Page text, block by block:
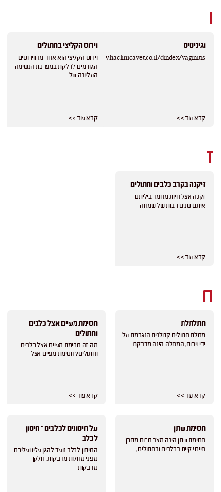
ו
וגיניטיס
https://www.haclinicavet.co.il/dindex/vaginitis/
קרא עוד > >
וירוס הקליצי בחתולים
וירוס הקליצי הוא אחד מהווירוסים
הגורמים לדלקת במערכת הנשימה
העליונה של
קרא עוד > >
ז
זיקנה בקרב כלבים וחתולים
זקנה אצל חיות מחמד ביליתם
איתם שנים רבות של שמחה
קרא עוד > >
ח
חתלתלת
מחלת חתולים קטלנית הנגרמת על
ידי וירוס, המחלה הינה מדבקת
קרא עוד > >
חסימת מעיים אצל כלבים
וחתולים
מה זה חסימת מעיים אצל כלבים
וחתולים? חסימת מעיים אצל
קרא עוד > >
חסימת שתן
חסימת שתן הינה מצב חרום מסכן
חיים! קיים בכלבים ובחתולים,
על חיסונים לכלבים – חיסון
לכלב
החיסון לכלב נועד להגן עליו ועליכם
מפני מחלות מדבקות, חלקן
מדבקות